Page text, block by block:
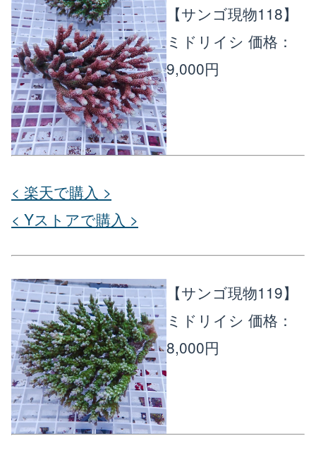
【サンゴ現物118】
ミドリイシ 価格：
9,000円
< 楽天で購入 >
< Yストアで購入 >
【サンゴ現物119】
ミドリイシ 価格：
8,000円